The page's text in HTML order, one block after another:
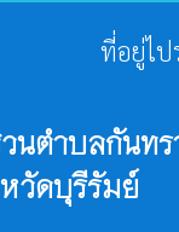
ที่อยู่ไ
นตำบลกันท
วัดบุรีรัมย์